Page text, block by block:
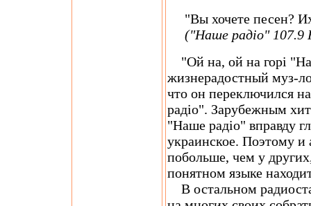
"Вы хочете песен?
("Наше радіо" 107.9
"Ой на, ой на горі
жизнерадостный муз-
что он переключился
радіо". Зарубежным
"Наше радіо" вправду
украинское. Поэтому и
побольше, чем у
понятном языке
В остальном